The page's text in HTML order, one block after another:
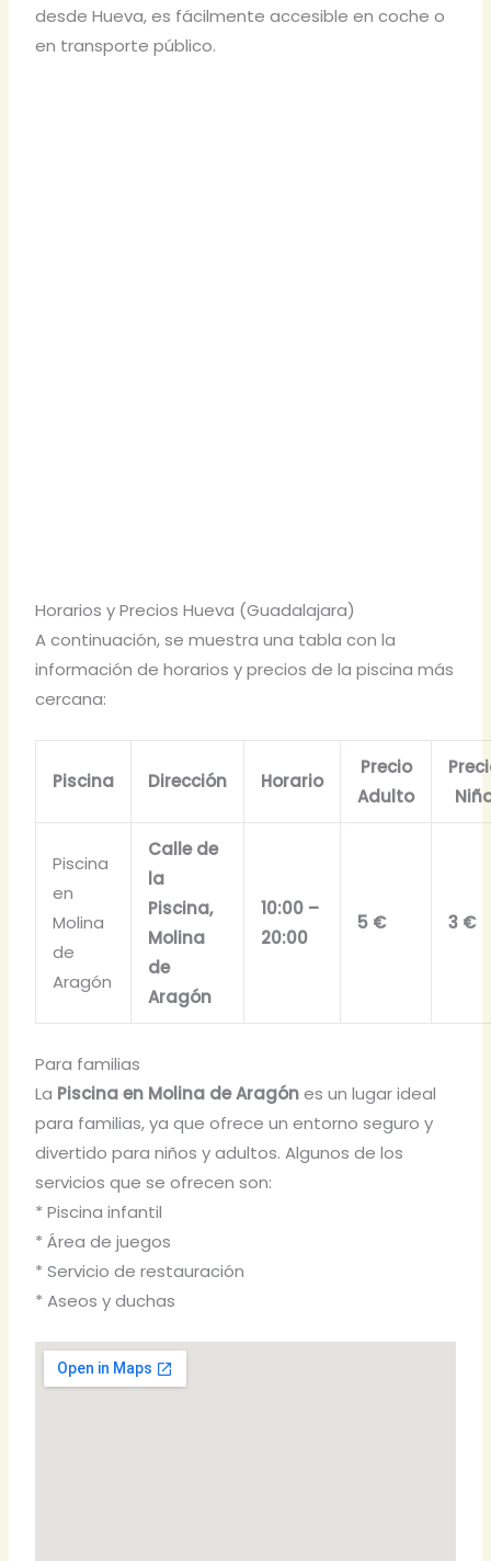
desde Hueva, es fácilmente accesible en coche o
en transporte público.
Horarios y Precios Hueva (Guadalajara)
A continuación, se muestra una tabla con la
información de horarios y precios de la piscina más
cercana:
Piscina Dirección Horario
Precio
Adulto
Piscina
en
Molina
de
Aragón
Calle de
la
Piscina,
Molina
de
Aragón
10:00 –
20:00
5 € 3 €
Para familias
La Piscina en Molina de Aragónes un lugar ideal
para familias, ya que ofrece un entorno seguro y
divertido para niños y adultos. Algunos de los
servicios que se ofrecen son:
* Piscina infantil
* Área de juegos
* Servicio de restauración
* Aseos y duchas